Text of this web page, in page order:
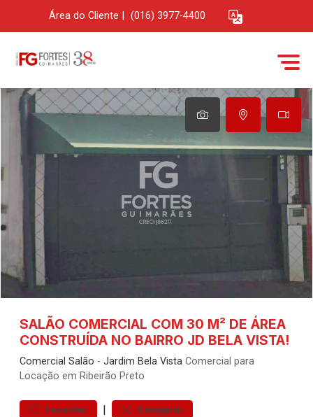
Área do Cliente (016) 3977-4400
SALÃO COMERCIAL COM 30 M² DE ÁREA
CONSTRUÍDA NO BAIRRO JD BELA VISTA!
Comercial Salão - Jardim Bela Vista Comercial para
Locação em Ribeirão Preto
Favoritar | Comparar